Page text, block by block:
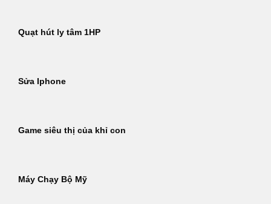
Quạt hút ly tâm 1HP
Sửa Iphone
Game siêu thị của khỉ con
Máy Chạy Bộ Mỹ